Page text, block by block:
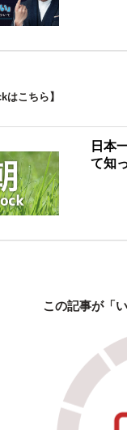
はこちら】
日本
て知
この記事が「